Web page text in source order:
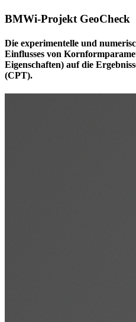
BMWi-Projekt GeoCheck
Die experimentelle und
Einflusses von
Eigenschaften) auf die
(CPT).